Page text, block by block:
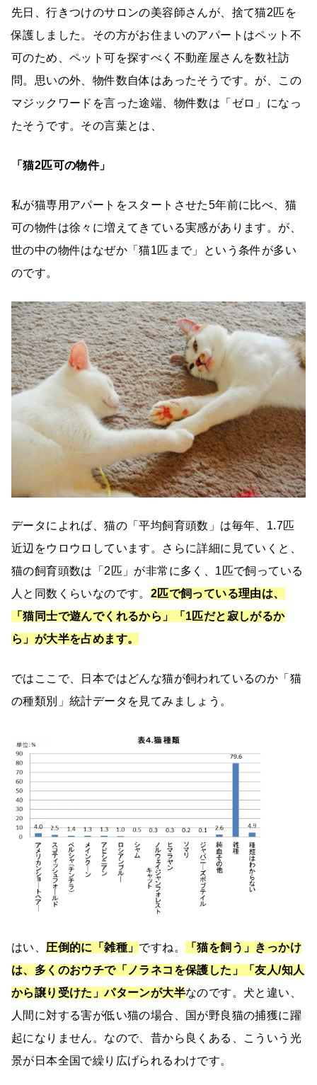
先日、行きつけのサロンの美容師さんが、捨て猫2匹を
保護しました。その方がお住まいのアパートはペット不
可のため、ペット可を探すべく不動産屋さんを数社訪
問。思いの外、物件数自体はあったそうです。が、この
マジックワードを言った途端、物件数は「ゼロ」になっ
たそうです。その言葉とは、
「猫2匹可の物件」
私が猫専用アパートをスタートさせた5年前に比べ、猫
可の物件は徐々に増えてきている実感があります。が、
世の中の物件はなぜか「猫1匹まで」という条件が多い
のです。
データによれば、猫の「平均飼育頭数」は毎年、1.7匹
近辺をウロウロしています。さらに詳細に見ていくと、
猫の飼育頭数は「2匹」が非常に多く、1匹で飼っている
人と同数くらいなのです。 2匹で飼っている理由は、
「猫同士で遊んでくれるから」「1匹だと寂しがるか
ら」が大半を占めます。
ではここで、日本ではどんな猫が飼われているのか「猫
の種類別」統計データを見てみましょう。
はい、 圧倒的に「雑種」 ですね。
「猫を飼う」きっかけ
は、多くのおウチで「ノラネコを保護した」「友人/知人
から譲り受けた」パターンが大半なのです。犬と違い、
人間に対する害が低い猫の場合、国が野良猫の捕獲に躍
起になりません。なので、昔から良くある、こういう光
景が日本全国で繰り広げられるわけです。